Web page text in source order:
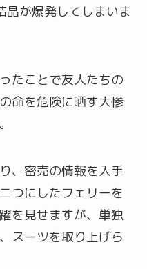
晶が爆発してしまいま
たことで友人たちの
命を危険に晒す大惨
、密売の情報を入手
つにしたフェリーを
を見せますが、単独
スーツを取り上げら